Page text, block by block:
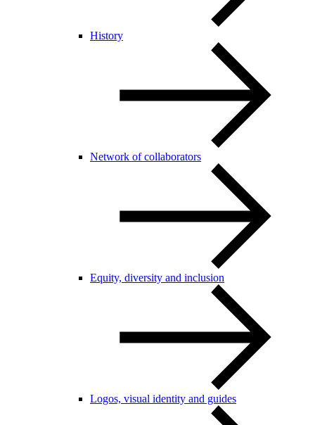
History
Network of collaborators
Equity, diversity and inclusion
Logos, visual identity and guides